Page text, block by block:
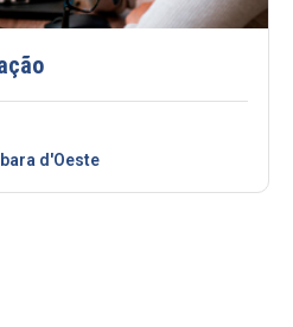
d'Oeste